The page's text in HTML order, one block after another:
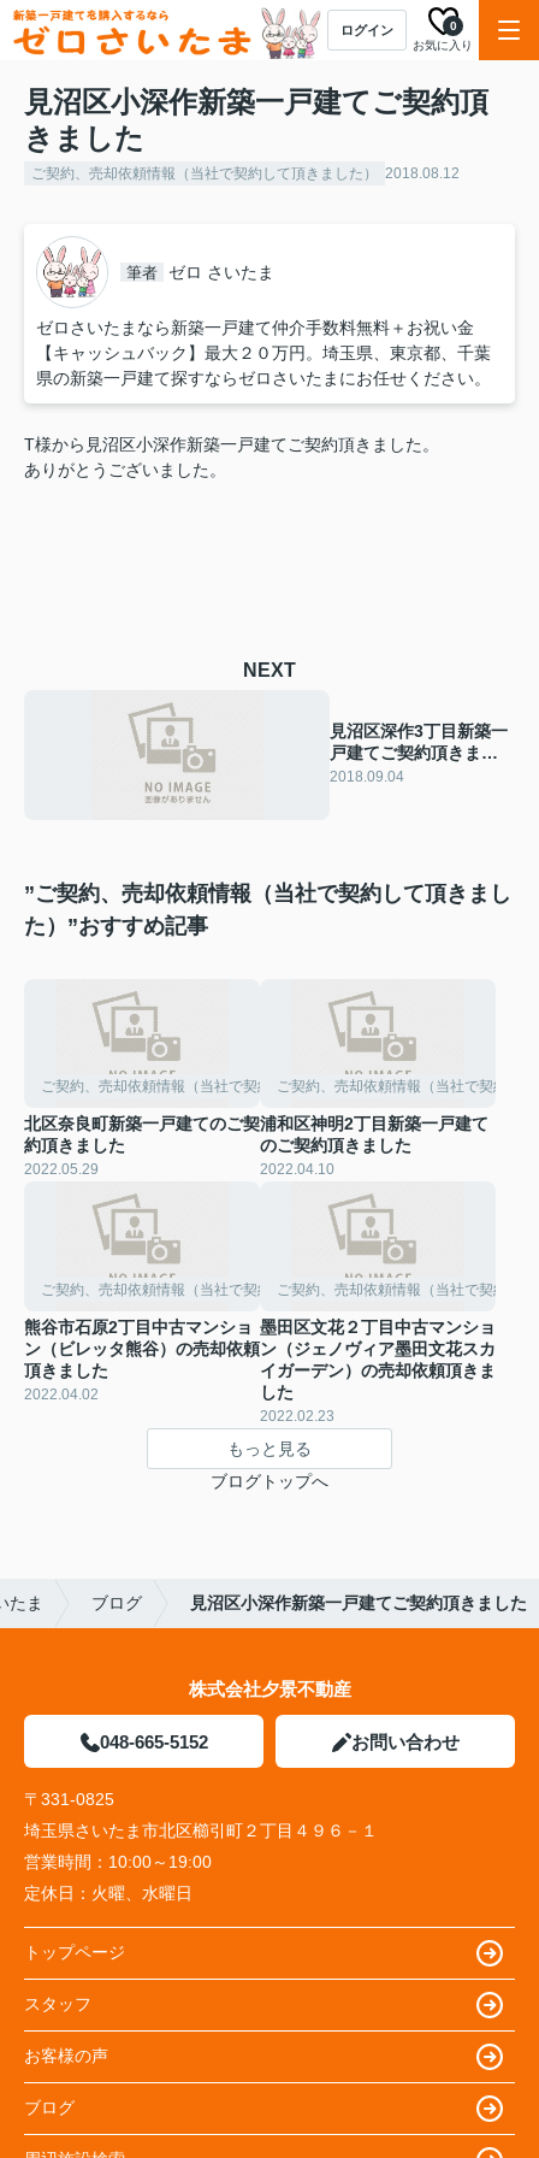
ログイン
お気に入り
0
見沼区小深作新築一戸建てご契約頂
きました
ご契約、売却依頼情報（当社で契約して頂きました） 2018.08.12
筆者 ゼロ さいたま
ゼロさいたまなら新築一戸建て仲介手数料無料＋お祝い金
【キャッシュバック】最大２０万円。埼玉県、東京都、千葉
県の新築一戸建て探すならゼロさいたまにお任せください。
T様から見沼区小深作新築一戸建てご契約頂きました。
ありがとうございました。
NEXT
見沼区深作3丁目新築一
戸建てご契約頂きまし
た
2018.09.04
”ご契約、売却依頼情報（当社で契約して頂きまし
た）”おすすめ記事
ご契約、売却依頼情報（当社で契約して頂きました）
北区奈良町新築一戸建てのご契
約頂きました
2022.05.29
ご契約、売却依頼情報（当社で契約し
浦和区神明2丁目新築一戸建て
のご契約頂きました
2022.04.10
ご契約、売却依頼情報（当社で契約して頂きました）
熊谷市石原2丁目中古マンショ
ン（ビレッタ熊谷）の売却依頼
頂きました
2022.04.02
ご契約、売却依頼情報（当社で契約し
墨田区文花２丁目中古マンショ
ン（ジェノヴィア墨田文花スカ
イガーデン）の売却依頼頂きま
した
2022.02.23
もっと見る
ブログトップへ
たま ブログ 見沼区小深作新築一戸建てご契約頂きました
株式会社夕景不動産
048-665-5152 お問い合わせ
〒331-0825
埼玉県さいたま市北区櫛引町２丁目４９６－１
営業時間： 10:00～19:00
定休日： 火曜、水曜日
トップページ
スタッフ
お客様の声
ブログ